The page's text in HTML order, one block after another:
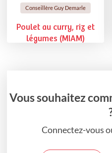
Conseillère Guy Demarle
Poulet au curry, riz et
légumes (MIAM)
Vous souhaitez
Connectez-vous